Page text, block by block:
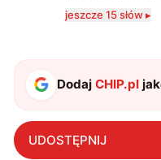
technologii a
jeszcze 15 słów ▸
DodajCHIP.pl
UDOSTĘPNIJ